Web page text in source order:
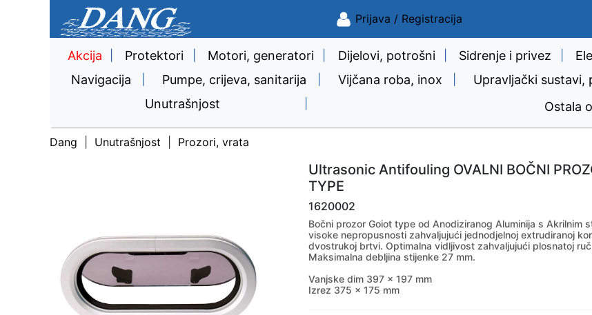
Prijava / Registracija
Akcija Protektori Motori, generatori Dijelovi, potrošni Sidrenje i privez
Navigacija Pumpe, crijeva, sanitarija Vijčana roba, inox Upravljački sustavi,
Unutrašnjost Ostala
Dang Unutrašnjost Prozori, vrata
Ultrasonic Antifouling OVALNI BOČNI
TYPE
1620002
Bočni prozor Goiot type od Anodiziranog Aluminija s Akrilnim
visoke nepropusnosti zahvaljujući jednodjelnoj extrudiranoj
dvostrukoj brtvi. Optimalna vidljivost zahvaljujući plosnatoj
Maksimalna debljina stijenke 27 mm.
Vanjske dim 397 x 197 mm
Izrez 375 x 175 mm